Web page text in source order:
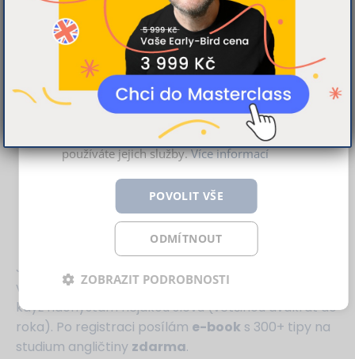
Jednou za
vychytávku, článek nebo kvíz. Dám vám také vědět,
když nachystám nějakou slevu (většinou dvakrát do
roka). Po registraci posílám e-book s 300+ tipy na
studium angličtiny zdarma.
analýze naší návštěvnosti využíváme
soubory cookie. Informace o tom, jak náš
web používáte, sdílíme se svými partnery
pro sociální média, inzerci a analýzy.
Partneři tyto údaje mohou zkombinovat s
dalšími informacemi, které jste jim poskytli
nebo které získali v důsledku toho, že
používáte jejich služby.Více informací
POVOLIT VŠE
ODMÍTNOUT
ZOBRAZIT PODROBNOSTI